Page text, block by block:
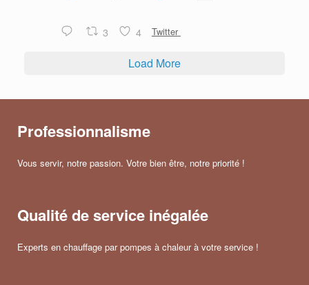
3 4 Twitter
Load More
Professionnalisme
Vous servir, notre passion. Votre bien être, notre priorité !
Qualité de service inégalée
Experts en chauffage par pompes à chaleur à votre service !